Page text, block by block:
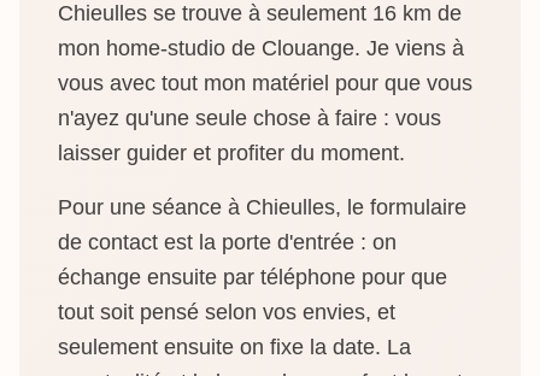
Chieulles se trouve à seulement 16 km de
mon home-studio de Clouange. Je viens à
vous avec tout mon matériel pour que vous
n'ayez qu'une seule chose à faire : vous
laisser guider et profiter du moment.
Pour une séance à Chieulles, le formulaire
de contact est la porte d'entrée : on
échange ensuite par téléphone pour que
tout soit pensé selon vos envies, et
seulement ensuite on fixe la date. La